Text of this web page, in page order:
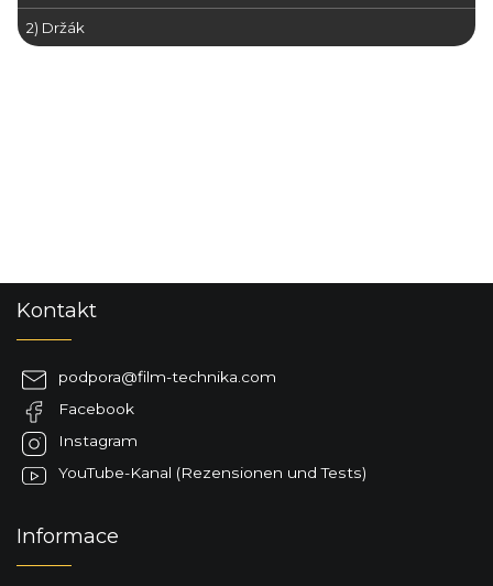
2) Držák
Kontakt
podpora@film-technika.com
Facebook
Instagram
YouTube-Kanal (Rezensionen und Tests)
Informace